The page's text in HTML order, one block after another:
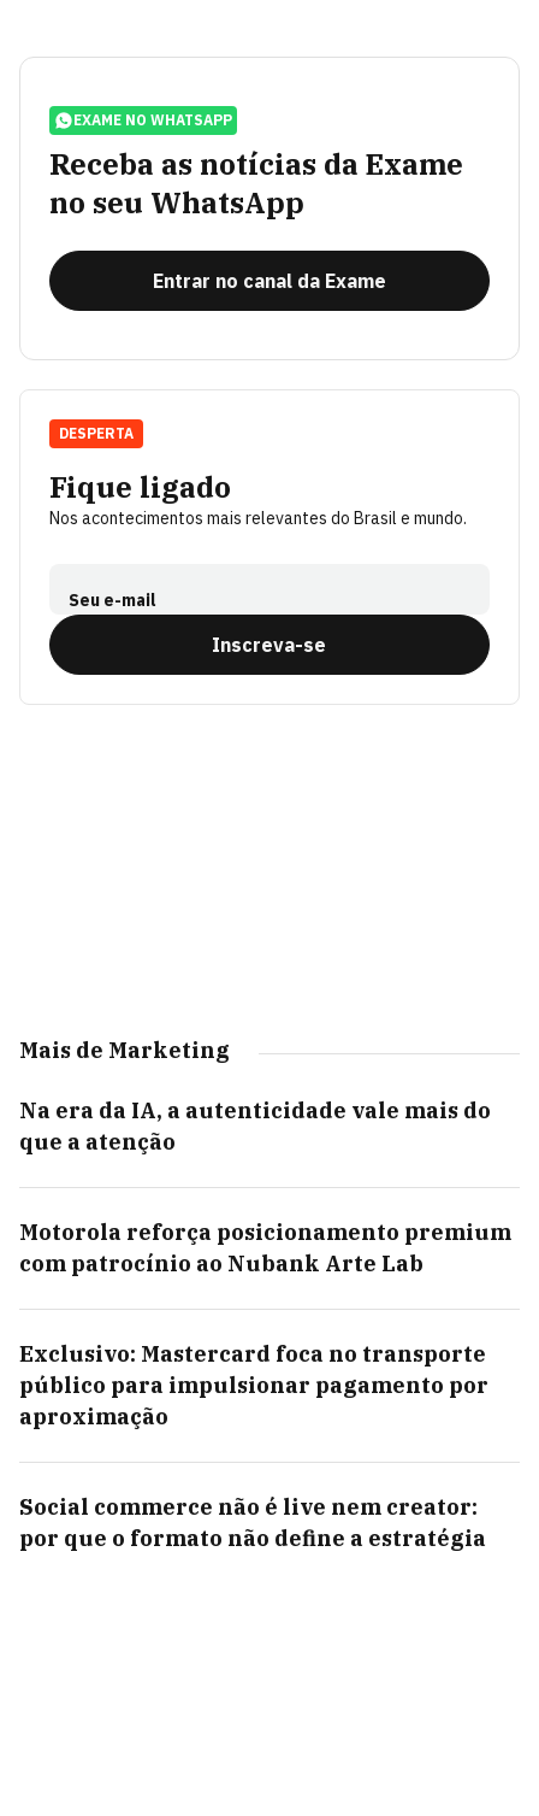
EXAME NO WHATSAPP
Receba as notícias da Exame
no seu WhatsApp
Entrar no canal da Exame
Fique ligado
Nos acontecimentos mais relevantes do Brasil e mundo.
Seu e-mail
Inscreva-se
DESPERTA
Mais de Marketing
Na era da IA, a autenticidade vale mais do
que a atenção
Motorola reforça posicionamento premium
com patrocínio ao Nubank Arte Lab
Exclusivo: Mastercard foca no transporte
público para impulsionar pagamento por
aproximação
Social commerce não é live nem creator:
por que o formato não define a estratégia